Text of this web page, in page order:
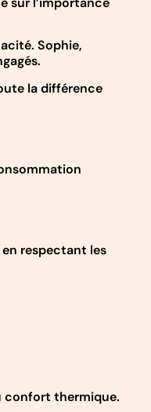
Sophie,
la différence
respectant les
confort thermique.